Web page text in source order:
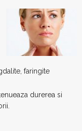
faringite
durerea si